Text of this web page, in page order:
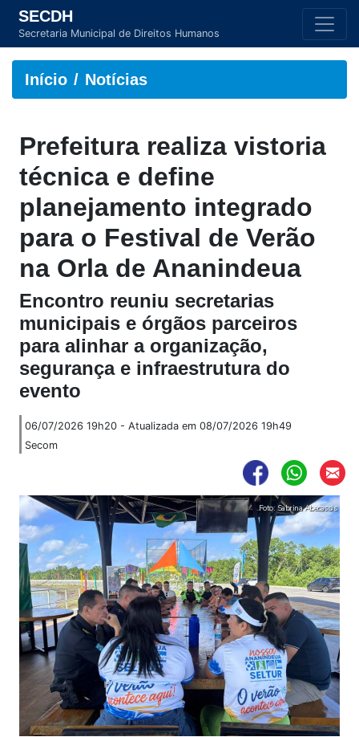
SECDH
Secretaria Municipal de Direitos Humanos
Início Notícias
Prefeitura realiza vistoria
técnica e define
planejamento integrado
para o Festival de Verão
na Orla de Ananindeua
Encontro reuniu secretarias
municipais e órgãos parceiros
para alinhar a organização,
segurança e infraestrutura do
evento
06/07/2026 19h20 - Atualizada em 08/07/2026 19h49
Secom
Foto: Sabrina Abecassis